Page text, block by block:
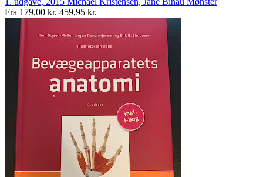
Fra 179,00 kr. 459,95 kr.